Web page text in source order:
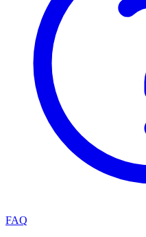
FAQ